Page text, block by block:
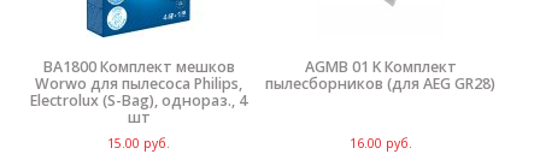
BA1800 Комплект мешков
Worwo для пылесоса Philips,
Electrolux (S-Bag), однораз., 4
шт
15.00 руб.
AGMB 01 K Комплект
пылесборников (для AEG GR28)
16.00 руб.